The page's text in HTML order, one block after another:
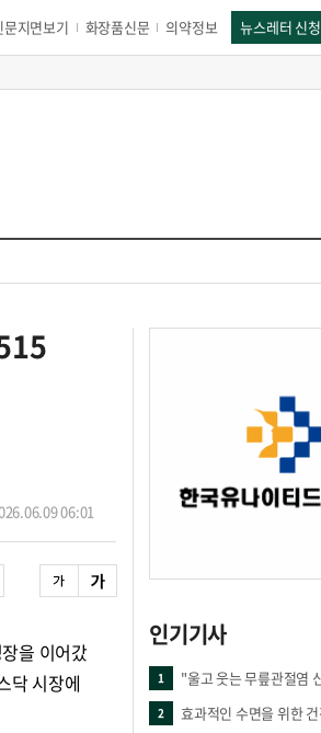
문지면보기 화장품신문 의약정보 뉴스레터 신청
06:01
을 이어갔
닥 시장에
인기기사
1
2